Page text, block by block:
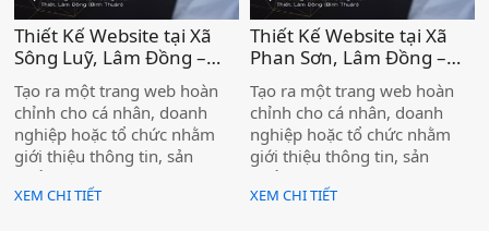
hàng tiềm năng khổng lồ.
Thiết Kế Website tại Xã
Sông Luỹ, Lâm Đồng –
Đồng Hành Cùng Doanh
Nghiệp Chinh Phục Thị
Trường Online Cùng Biển
Vàng )
Tạo ra một trang web hoàn
chỉnh cho cá nhân, doanh
nghiệp hoặc tổ chức nhằm
giới thiệu thông tin, sản
phẩm và dịch vụ đến khách
hàng trên môi trường
XEM CHI TIẾT
Thiết Kế Website tại Xã
Phan Sơn, Lâm Đồng –
Đồng Hành Cùng Doanh
Nghiệp Chinh Phục Thị
Trường Online Cùng Biển
Vàng )
Tạo ra một trang web hoàn
chỉnh cho cá nhân, doanh
nghiệp hoặc tổ chức nhằm
giới thiệu thông tin, sản
phẩm và dịch vụ đến khách
hàng trên môi trường
XEM CHI TIẾT